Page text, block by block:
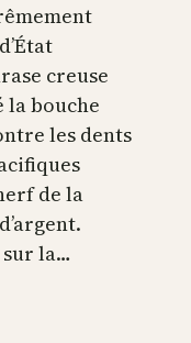
creuse
la bouche
les dents
de la
sur la…